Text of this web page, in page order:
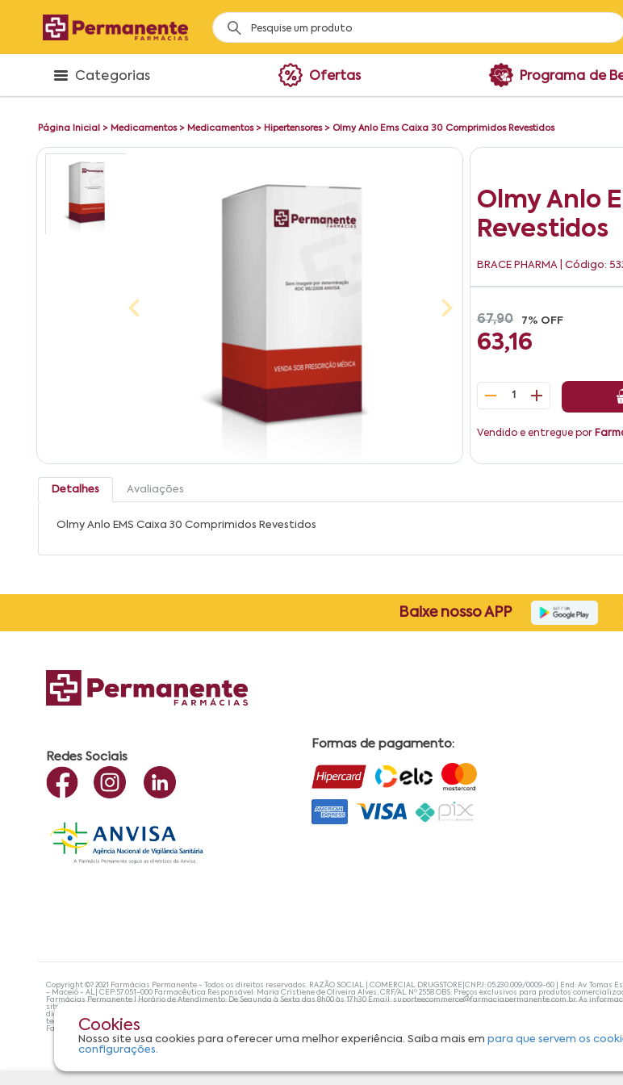
Categorias Ofertas Programa de
Página Inicial > Medicamentos> Medicamentos> Hipertensores> Olmy Anlo Ems Caixa 30 Comprimidos Revestidos
Olmy Anlo
Revestidos
BRACE PHARMA | Código:
67,90 7% OFF
63,16
1
Vendido e entregue por
Detalhes Avaliações
Olmy Anlo EMS Caixa 30 Comprimidos Revestidos
Cookies
Nosso site usa cookies para oferecer uma melhor experiência. Saiba mais empara que servem os
configurações.
Baixe nosso APP
Redes Sociais
Formas de pagamento:
Copyright ©? 2021 Farmácias Permanente - Todos os direitos reservados. RAZÃO SOCIAL | COMERCIAL DRUGSTORE|CNPJ: 05.230.009/0009-60 | End: Av. Tomas
- Maceió - AL| CEP:57.051-000 Farmacêutica Responsável: Maria Cristiene de Oliveira Alves, CRF/AL Nº 2558 OBS: Preços exclusivos para produtos
Farmácias Permanente | Horário de Atendimento: De Segunda à Sexta das 8h00 às 17h30 Email: suporteecommerce@farmaciapermanente.com.br. As
site não devem ser utilizadas para automedicação e, de forma alguma, substituem as orientações de um profissional da área médica. Apenas o médico está
diagnosticar problemas de saúde e prescrever o tratamento adequado. Se os sintomas persistirem, um médico deve ser consultado. A Farmácia Permanente
tecnologias mais avançadas de proteção de dados, para que você possa realizar suas compras com tranquilidade. A privacidade e a segurança dos clientes
Farmácias Permanente. Todos os pedidos efetuados estão sujeitos à confirmação da disponibilidade de produto em nosso estoque.